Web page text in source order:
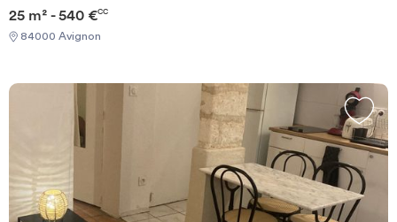
25 m² - 540 €CC
84000 Avignon